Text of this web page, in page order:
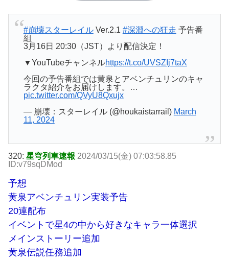
#崩壊スターレイルVer.2.1 #深淵への狂走 予告番
組
3月16日 20:30（JST）より配信決定！
▼YouTubeチャンネルhttps://t.co/UVSZIj7taX
今回の予告番組では黄泉とアベンチュリンのキャ
ラクタ紹介をお届けします。…
pic.twitter.com/QVyU8Qxujx
— 崩壊：スターレイル (@houkaistarrail) March
11, 2024
320: 星穹列車速報 2024/03/15(金) 07:03:58.85
ID:v79sqDMod
予想
黄泉アベンチュリン実装予告
20連配布
イベントで星4の中から好きなキャラ一体選択
メインストーリー追加
黄泉伝説任務追加